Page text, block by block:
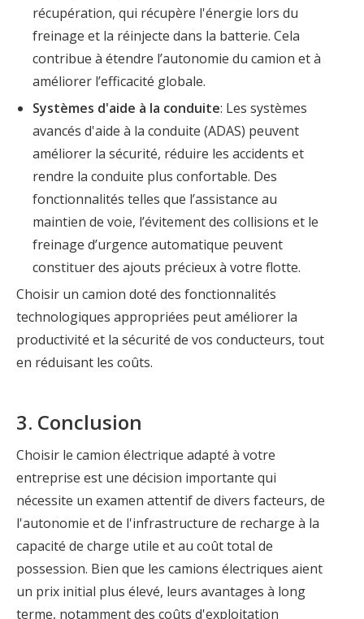
récupération, qui récupère l'énergie lors du
freinage et la réinjecte dans la batterie. Cela
contribue à étendre l’autonomie du camion et à
améliorer l’efficacité globale.
Systèmes d'aide à la conduite: Les systèmes
avancés d'aide à la conduite (ADAS) peuvent
améliorer la sécurité, réduire les accidents et
rendre la conduite plus confortable. Des
fonctionnalités telles que l’assistance au
maintien de voie, l’évitement des collisions et le
freinage d’urgence automatique peuvent
constituer des ajouts précieux à votre flotte.
Choisir un camion doté des fonctionnalités
technologiques appropriées peut améliorer la
productivité et la sécurité de vos conducteurs, tout
en réduisant les coûts.
3. Conclusion
Choisir le camion électrique adapté à votre
entreprise est une décision importante qui
nécessite un examen attentif de divers facteurs, de
l'autonomie et de l'infrastructure de recharge à la
capacité de charge utile et au coût total de
possession. Bien que les camions électriques aient
un prix initial plus élevé, leurs avantages à long
terme, notamment des coûts d'exploitation